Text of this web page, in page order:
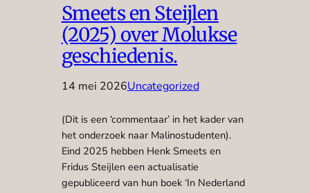
Smeets en Steijlen
(2025) over Molukse
geschiedenis.
14 mei 2026Uncategorized
(Dit is een ‘commentaar’ in het kader van
het onderzoek naar Malinostudenten).
Eind 2025 hebben Henk Smeets en
Fridus Steijlen een actualisatie
gepubliceerd van hun boek ‘In Nederland